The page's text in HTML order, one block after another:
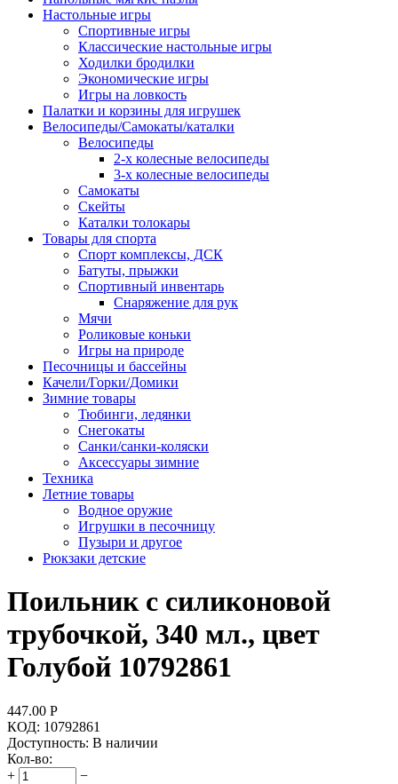
Настольные игры
Спортивные игры
Классические настольные игры
Ходилки бродилки
Экономические игры
Игры на ловкость
Палатки и корзины для игрушек
Велосипеды/Самокаты/каталки
Велосипеды
2-х колесные велосипеды
3-х колесные велосипеды
Самокаты
Скейты
Каталки толокары
Товары для спорта
Спорт комплексы, ДСК
Батуты, прыжки
Спортивный инвентарь
Снаряжение для рук
Мячи
Роликовые коньки
Игры на природе
Песочницы и бассейны
Качели/Горки/Домики
Зимние товары
Тюбинги, ледянки
Снегокаты
Санки/санки-коляски
Аксессуары зимние
Техника
Летние товары
Водное оружие
Игрушки в песочницу
Пузыри и другое
Рюкзаки детские
Поильник с силиконовой
трубочкой, 340 мл., цвет
Голубой 10792861
447.00 Р
КОД: 10792861
Доступность: В наличии
Кол-во:
+
−